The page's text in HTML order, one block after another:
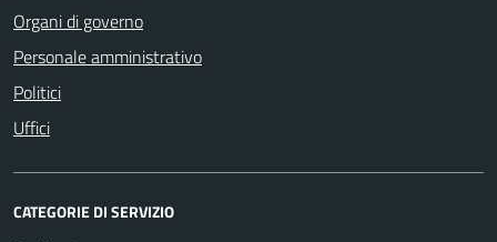
Organi di governo
Personale amministrativo
Politici
Uffici
CATEGORIE DI SERVIZIO